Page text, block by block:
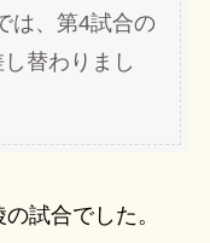
は、第4試合の
替わりまし
試合でした。